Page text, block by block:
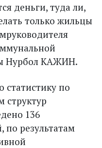
деньги, туда ли,
только жильцы
Нурбол КАЖИН.
статистику по
структур
136
по результатам